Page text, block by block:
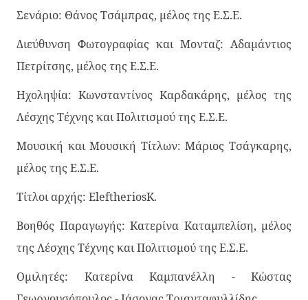
Σενάριο: Θάνος Τσάμπρας, μέλος της Ε.Σ.Ε.
Διεύθυνση Φωτογραφίας και Μονταζ: Αδαμάντιος
Πετρίτσης, μέλος της Ε.Σ.Ε.
Ηχοληψία: Κωνσταντίνος Καρδακάρης, μέλος της
Λέσχης Τέχνης και Πολιτισμού της Ε.Σ.Ε.
Μουσική και Μουσική Τίτλων: Μάριος Τσάγκαρης,
μέλος της Ε.Σ.Ε.
Τίτλοι αρχής: EleftheriosK.
Βοηθός Παραγωγής: Κατερίνα Καταμπελίση, μέλος
της Λέσχης Τέχνης και Πολιτισμού της Ε.Σ.Ε.
Ομιλητές: Κατερίνα Καμπανέλλη - Κώστας